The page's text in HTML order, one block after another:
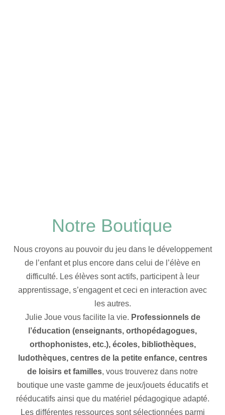
Notre Boutique
Nous croyons au pouvoir du jeu dans le développement
de l’enfant et plus encore dans celui de l’élève en
difficulté. Les élèves sont actifs, participent à leur
apprentissage, s’engagent et ceci en interaction avec
les autres.
Julie Joue vous facilite la vie. Professionnels de
l’éducation (enseignants, orthopédagogues,
orthophonistes, etc.), écoles, bibliothèques,
ludothèques, centres de la petite enfance, centres
de loisirs et familles, vous trouverez dans notre
boutique une vaste gamme de jeux/jouets éducatifs et
rééducatifs ainsi que du matériel pédagogique adapté.
Les différentes ressources sont sélectionnées parmi